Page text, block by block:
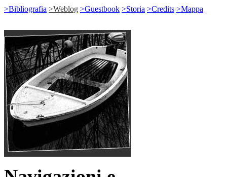
>Bibliografia >Weblog >Guestbook >Storia >Credits >Mappa